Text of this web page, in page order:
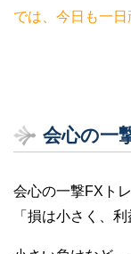
では、今日も一日
会心の一
会心の一撃FXトレ
「損は小さく、